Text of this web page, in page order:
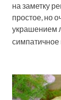
на заметку
простое, но
украшением
симпатичное